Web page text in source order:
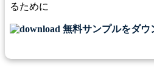
るために
無料サンプルをダウ